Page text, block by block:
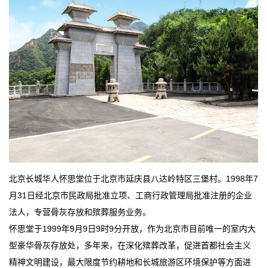
北京长城华人怀思堂位于北京市延庆县八达岭特区三堡村。1998年7
月31日经北京市民政局批准立项、工商行政管理局批准注册的企业
法人，专营骨灰存放和殡葬服务业务。
怀思堂于1999年9月9日9时9分开放，作为北京市目前唯一的室内大
型豪华骨灰存放处，多年来，在深化殡葬改革，促进首都社会主义
精神文明建设，最大限度节约耕地和长城旅游区环境保护等方面进